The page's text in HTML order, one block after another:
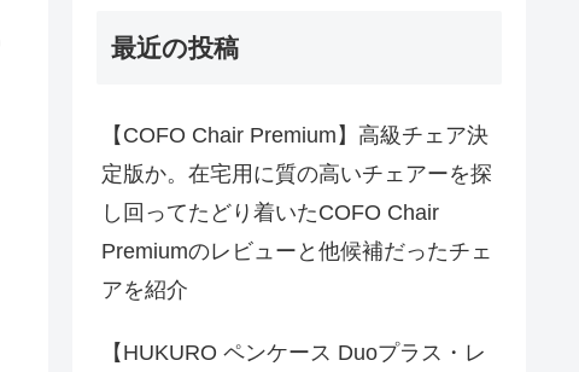
最近の投稿
【COFO Chair Premium】高級チェア決
定版か。在宅用に質の高いチェアーを探
し回ってたどり着いたCOFO Chair
Premiumのレビューと他候補だったチェ
アを紹介
【HUKURO ペンケース Duoプラス・レ